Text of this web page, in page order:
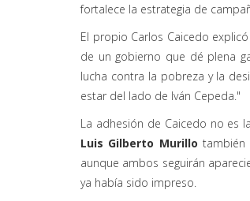
fortalece la estrategia de
El propio Carlos Caicedo
de un gobierno que dé plena
lucha contra la pobreza y la
estar del lado de Iván Cepeda."
La adhesión de Caicedo no es
Luis Gilberto Murillo también
aunque ambos seguirán
ya había sido impreso.